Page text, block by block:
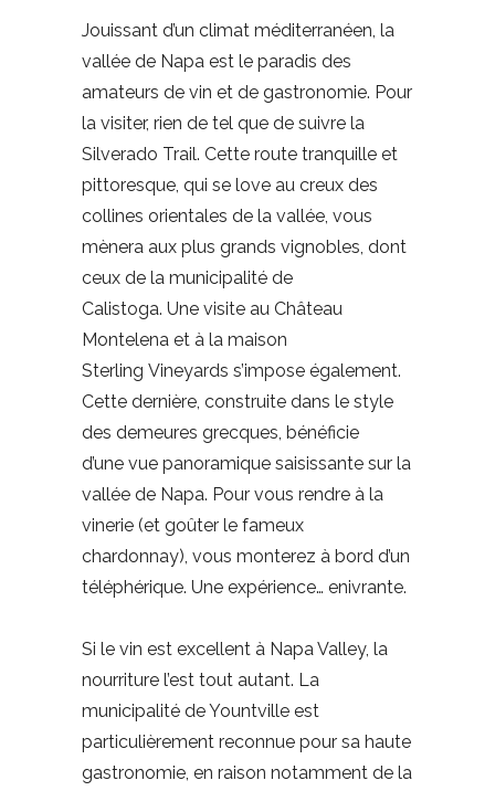
Jouissant d’un climat méditerranéen, la
vallée de Napa est le paradis des
amateurs de vin et de gastronomie. Pour
la visiter, rien de tel que de suivre la
Silverado Trail. Cette route tranquille et
pittoresque, qui se love au creux des
collines orientales de la vallée, vous
mènera aux plus grands vignobles, dont
ceux de la municipalité de
Calistoga. Une visite au Château
Montelena et à la maison
Sterling Vineyards s’impose également.
Cette dernière, construite dans le style
des demeures grecques, bénéficie
d’une vue panoramique saisissante sur la
vallée de Napa. Pour vous rendre à la
vinerie (et goûter le fameux
chardonnay), vous monterez à bord d’un
téléphérique. Une expérience… enivrante.
Si le vin est excellent à Napa Valley, la
nourriture l’est tout autant. La
municipalité de Yountville est
particulièrement reconnue pour sa haute
gastronomie, en raison notamment de la